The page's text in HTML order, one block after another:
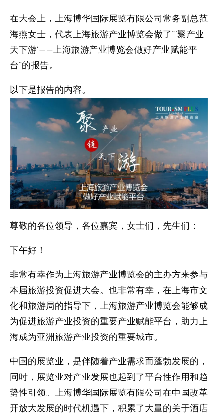
在大会上，上海博华国际展览有限公司常务副总范
海燕女士，代表上海旅游产业博览会做了“’聚产业
天下游‘——上海旅游产业博览会做好产业赋能平
台”的报告。
以下是报告的内容。
尊敬的各位领导，各位嘉宾，女士们，先生们：
下午好！
非常有幸作为上海旅游产业博览会的主办方来参与
本届旅游投资促进大会。也非常有幸，在上海市文
化和旅游局的指导下，上海旅游产业博览会能够成
为促进旅游产业投资的重要产业赋能平台，助力上
海成为亚洲旅游产业投资的重要城市。
中国的展览业，是伴随着产业需求而蓬勃发展的，
同时，展览业对产业发展也起到了平台性作用和趋
势性引领。上海博华国际展览有限公司在中国改革
开放大发展的时代机遇下，积累了大量的关于酒店